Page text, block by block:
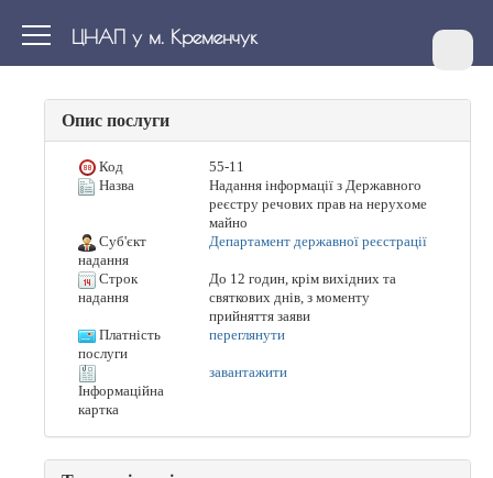
ЦНАП у м. Кременчук
Опис послуги
Код
55-11
Назва
Надання інформації з Державного
реєстру речових прав на нерухоме
майно
Суб'єкт
надання
Департамент державної реєстрації
Строк
надання
До 12 годин, крім вихідних та
святкових днів, з моменту
прийняття заяви
Платність
послуги
переглянути
Інформаційна
картка
завантажити